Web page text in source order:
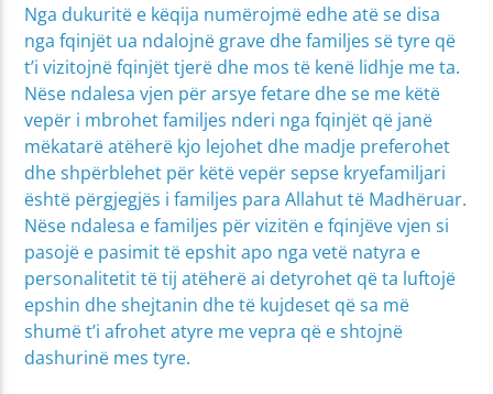
Nga dukuritë e këqija numërojmë edhe atë se disa
nga fqinjët ua ndalojnë grave dhe familjes së tyre që
t’i vizitojnë fqinjët tjerë dhe mos të kenë lidhje me ta.
Nëse ndalesa vjen për arsye fetare dhe se me këtë
vepër i mbrohet familjes nderi nga fqinjët që janë
mëkatarë atëherë kjo lejohet dhe madje preferohet
dhe shpërblehet për këtë vepër sepse kryefamiljari
është përgjegjës i familjes para Allahut të Madhëruar.
Nëse ndalesa e familjes për vizitën e fqinjëve vjen si
pasojë e pasimit të epshit apo nga vetë natyra e
personalitetit të tij atëherë ai detyrohet që ta luftojë
epshin dhe shejtanin dhe të kujdeset që sa më
shumë t’i afrohet atyre me vepra që e shtojnë
dashurinë mes tyre.